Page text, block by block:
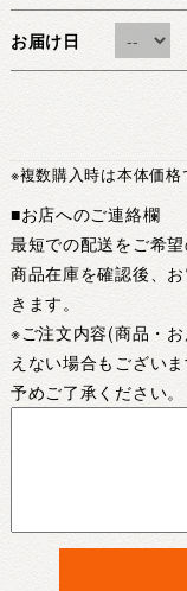
お届け日
※複数購入時は本体価格
■お店へのご連絡欄
最短での配送をご希
商品在庫を確認後、
きます。
※ご注文内容(商品・
えない場合もございま
予めご了承ください。